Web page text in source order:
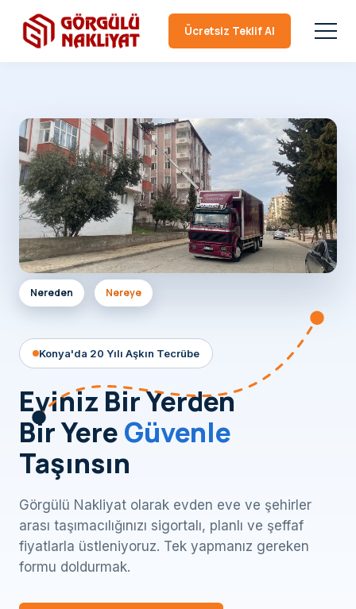
Ücretsiz Teklif Al
Konya'da 20 Yılı Aşkın Tecrübe
Eviniz Bir Yerden
Bir YereGüvenle
Taşınsın
Görgülü Nakliyat olarak evden eve ve şehirler
arası taşımacılığınızı sigortalı, planlı ve şeffaf
fiyatlarla üstleniyoruz. Tek yapmanız gereken
formu doldurmak.
Nereden Nereye